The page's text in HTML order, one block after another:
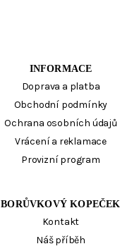
INFORMACE
Doprava a platba
Obchodní podmínky
Ochrana osobních údajů
Vrácení a reklamace
Provizní program
BORŮVKOVÝ KOPEČEK
Kontakt
Náš příběh